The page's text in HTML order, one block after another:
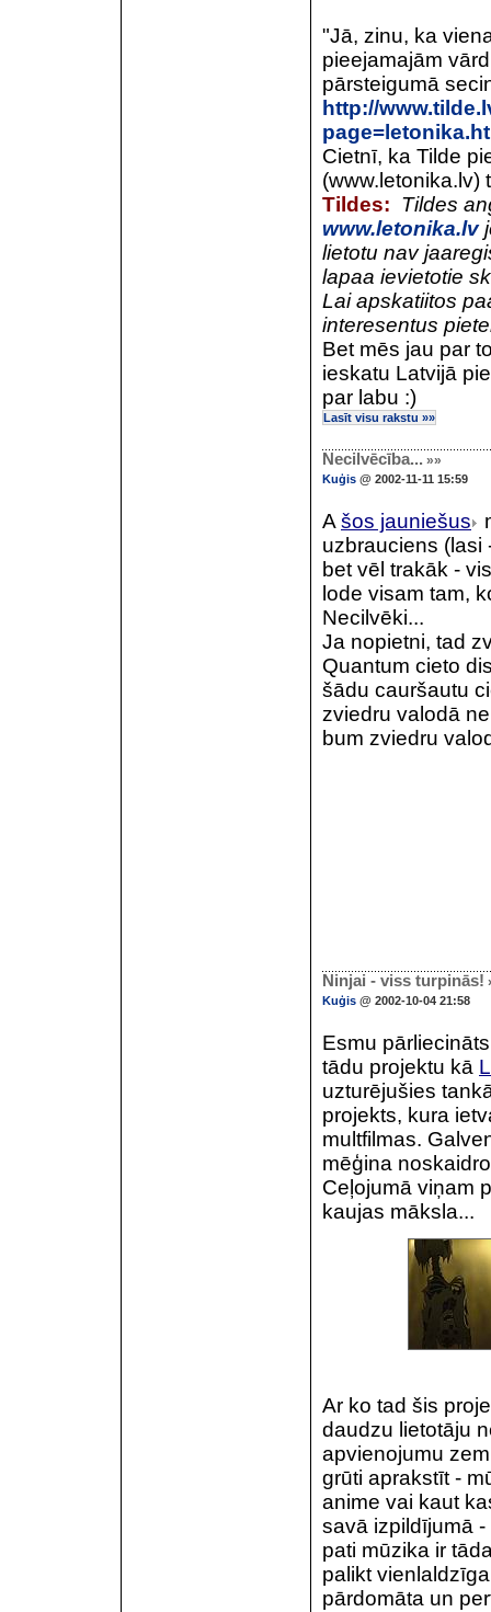
"Jā, zinu, ka
pieejamajām
pārsteigumā
http://
Cietnī, ka Tilde
(www.letonika.lv)
Tildes: Tildes
www.letonika.lv
lietotu nav
lapaa ievietotie
Lai apskatiitos
interesentus
Bet mēs jau par
ieskatu Latvijā
par labu :)
Lasīt visu rakstu »»
Necilvēcība... »»
Kuģis @ 2002-11-11 15:59
A šos jauniešus
uzbrauciens (lasi
bet vēl trakāk -
lode visam tam,
Necilvēki...
Ja nopietni, tad
Quantum cieto
šādu cauršautu
zviedru valodā
bum zviedru
Ninjai - viss turpinās!
Kuģis @ 2002-10-04 21:58
Esmu
tādu projektu kā
uzturējušies
projekts, kura
multfilmas.
mēģina
Ceļojumā viņam
kaujas māksla...
Ar ko tad šis
daudzu lietotāju
apvienojumu
grūti aprakstīt -
anime vai kaut
savā izpildījumā
pati mūzika ir
palikt
pārdomāta un